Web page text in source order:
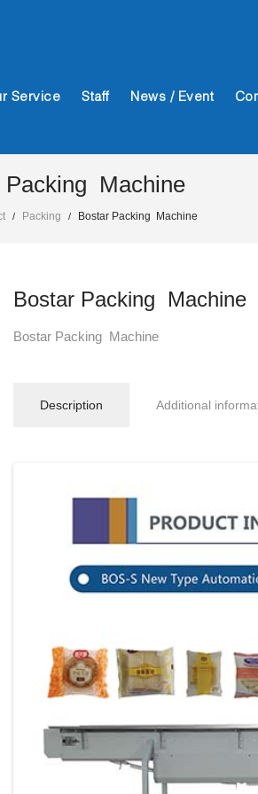
Service Staff News / Event
Packing Machine
/ Packing / Bostar Packing Machine
Bostar Packing Machine
Bostar Packing Machine
Description Additional